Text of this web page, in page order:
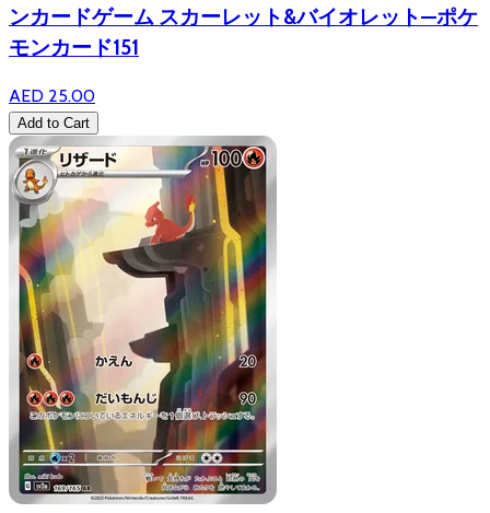
ンカードゲーム スカーレット&バイオレット—ポケ
モンカード151
AED 25.00
Add to Cart